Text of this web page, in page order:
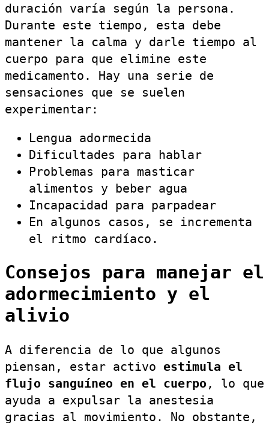
duración varía según la persona.
Durante este tiempo, esta debe
mantener la calma y darle tiempo al
cuerpo para que elimine este
medicamento. Hay una serie de
sensaciones que se suelen
experimentar:
Lengua adormecida
Dificultades para hablar
Problemas para masticar
alimentos y beber agua
Incapacidad para parpadear
En algunos casos, se incrementa
el ritmo cardíaco.
Consejos para manejar el
adormecimiento y el
alivio
A diferencia de lo que algunos
piensan, estar activo estimula el
flujo sanguíneo en el cuerpo , lo que
ayuda a expulsar la anestesia
gracias al movimiento. No obstante,